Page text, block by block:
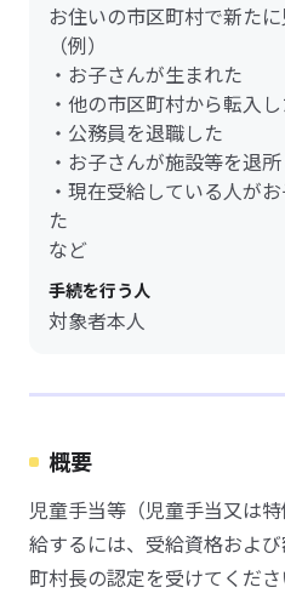
お住いの市区町村で新た
（例）
・お子さんが生まれた
・他の市区町村から転入
・公務員を退職した
・お子さんが施設等を退
・現在受給している人が
た
など
手続を行う人
対象者本人
概要
児童手当等（児童手当又は
給するには、受給資格およ
町村長の認定を受けてくださ